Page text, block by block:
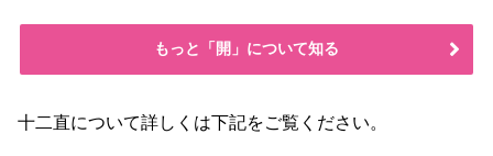
もっと「開」について知る
十二直について詳しくは下記をご覧ください。